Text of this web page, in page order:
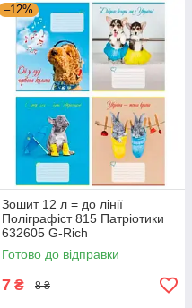
–12%
Зошит 12 л = до лінії
Поліграфіст 815 Патріотики
632605 G-Rich
Готово до відправки
7 ₴ 8 ₴